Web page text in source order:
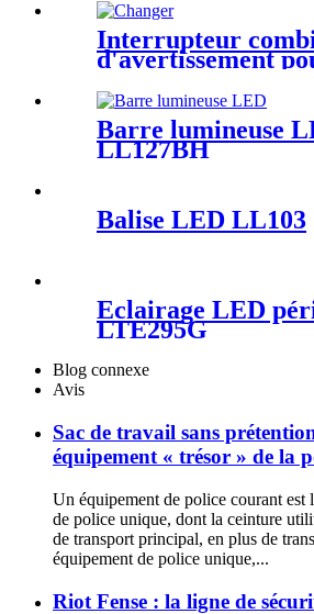
Interrupteur
d'avertissement
Barre lumineuse
LL127BH
Balise LED LL103
Éclairage LED
LTE295G
Blog connexe
Avis
Sac de travail sans
équipement « trésor » de la
Un équipement de police courant est
de police unique, dont la ceinture
de transport principal, en plus de
équipement de police unique,...
Riot Fense : la ligne de